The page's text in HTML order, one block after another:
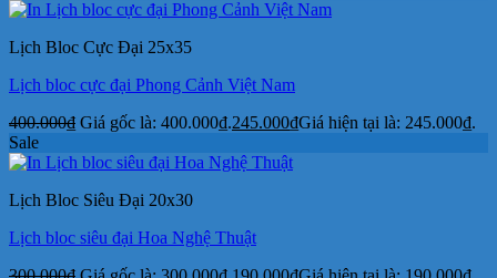
Lịch Bloc Cực Đại 25x35
Lịch bloc cực đại Phong Cảnh Việt Nam
400.000₫ Giá gốc là: 400.000₫.245.000₫Giá hiện tại là: 245.000₫.
Sale
Lịch Bloc Siêu Đại 20x30
Lịch bloc siêu đại Hoa Nghệ Thuật